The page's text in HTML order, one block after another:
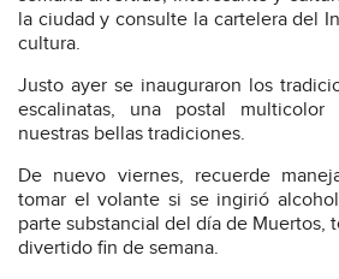
la ciudad y consulte la cartelera del
cultura.
Justo ayer se inauguraron los
escalinatas, una postal
nuestras bellas tradiciones.
De nuevo viernes, recuerde
tomar el volante si se ingirió
parte substancial del día de Muertos,
divertido fin de semana.